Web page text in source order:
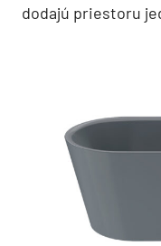
dodajú priestoru